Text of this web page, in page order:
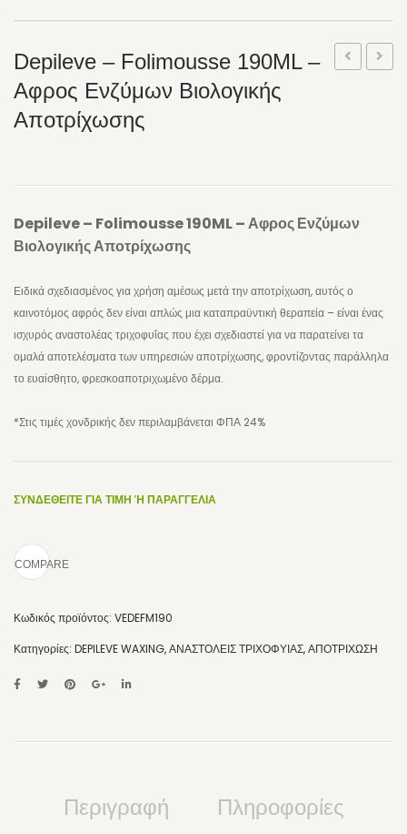
ΕΛΑΙΑ ΣΩΜΑΤΟΣ
BODY MIST
ΑΛΑΤΑ ΜΠΑΝΙΟΥ
ΚΡΕΜΕΣ ΣΩΜΑΤΟΣ
ΚΡΕΜΕΣ ΧΕΡΙΩΝ
ΚΡΕΜΕΣ ΠΟΔΙΩΝ
HAIR MIST
ΑΝΔΡΑΣ
ΑΝΤΗΛΙΑΚΑ
ΜΑΥΡΙΣΤΙΚΑ
ΣΠΑΤΟΥΛΕΣ & ΤΑΙΝΙΕΣ
Tan
Oil
την
Depileve – Folimousse 190ML –
Αφρος Ενζύμων Βιολογικής
Αποτρίχωσης
Depileve – Folimousse 190ML – Αφρος Ενζύμων
Βιολογικής Αποτρίχωσης
Ειδικά σχεδιασμένος για χρήση αμέσως μετά την αποτρίχωση, αυτός ο
καινοτόμος αφρός δεν είναι απλώς μια καταπραϋντική θεραπεία – είναι ένας
ισχυρός αναστολέας τριχοφυΐας που έχει σχεδιαστεί για να παρατείνει τα
ομαλά αποτελέσματα των υπηρεσιών αποτρίχωσης, φροντίζοντας παράλληλα
το ευαίσθητο, φρεσκοαποτριχωμένο δέρμα.
*Στις τιμές χονδρικής δεν περιλαμβάνεται ΦΠΑ 24%
ΣΥΝΔΕΘΕΙΤΕ ΓΙΑ ΤΙΜΗ Ή ΠΑΡΑΓΓΕΛΙΑ
COMPARE
Κωδικός προϊόντος: VEDEFM190
Κατηγορίες: DEPILEVE WAXING,ΑΝΑΣΤΟΛΕΙΣ ΤΡΙΧΟΦΥΙΑΣ,ΑΠΟΤΡΙΧΩΣΗ
Περιγραφή
Πληροφορίες